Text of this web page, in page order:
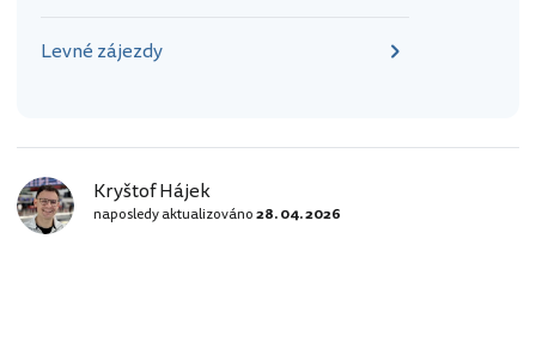
Levné zájezdy
Kryštof Hájek
naposledy aktualizováno28. 04. 2026